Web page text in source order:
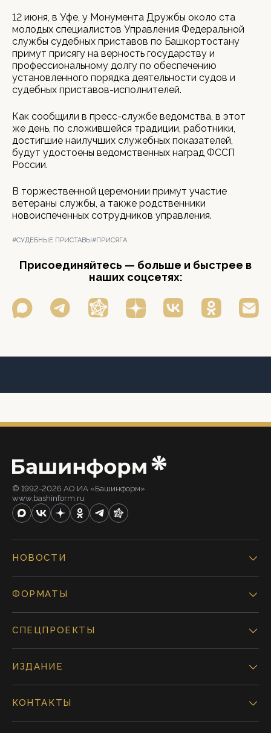
12 июня, в Уфе, у Монумента Дружбы около ста
молодых специалистов Управления Федеральной
службы судебных приставов по Башкортостану
примут присягу на верность государству и
профессиональному долгу по обеспечению
установленного порядка деятельности судов и
судебных приставов-исполнителей.
Как сообщили в пресс-службе ведомства, в этот
же день, по сложившейся традиции, работники,
достигшие наилучших служебных показателей,
будут удостоены ведомственных наград ФССП
России.
В торжественной церемонии примут участие
ветераны службы, а также родственники
новоиспеченных сотрудников управления.
#СУДЕБНЫЕ ПРИСТАВЫ#ПРИСЯГА
Присоединяйтесь — больше и быстрее в
наших соцсетях:
© 1992-2026 АО ИА «Башинформ».
www.bashinform.ru
НОВОСТИ
ФОРМАТЫ
СПЕЦПРОЕКТЫ
ИЗДАНИЕ
КОНТАКТЫ